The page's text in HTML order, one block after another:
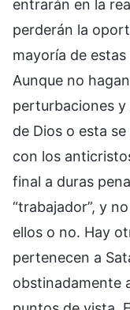
entrarán en la
perderán la
mayoría de
Aunque no
perturbaciones y
de Dios o esta
con los
final a duras
“trabajador”, y
ellos o no. Hay
pertenecen a
obstinadamente